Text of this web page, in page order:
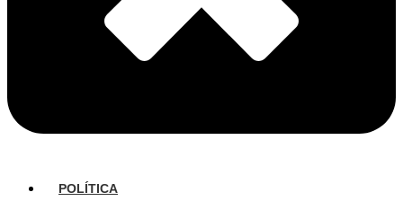
POLÍTICA